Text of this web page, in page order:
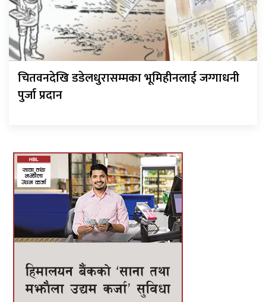
चितवनदेखि डडेलधुरासम्मका भूमिहीनलाई जग्गाधनी
पुर्जा प्रदान